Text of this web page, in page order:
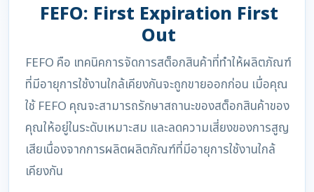
FEFO: First Expiration First
Out
FEFO คือ เทคนิคการจัดการสต็อกสินค้าที่ทำให้ผลิตภัณฑ์
ที่มีอายุการใช้งานใกล้เคียงกันจะถูกขายออกก่อน เมื่อคุณ
ใช้ FEFO คุณจะสามารถรักษาสถานะของสต็อกสินค้าของ
คุณให้อยู่ในระดับเหมาะสม และลดความเสี่ยงของการสูญ
เสียเนื่องจากการผลิตผลิตภัณฑ์ที่มีอายุการใช้งานใกล้
เคียงกัน